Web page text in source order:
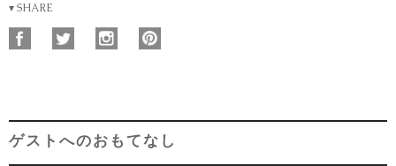
▾ SHARE
ゲストへのおもてなし